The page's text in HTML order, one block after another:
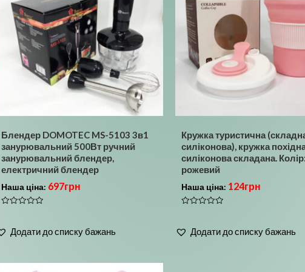
Блендер DOMOTEC MS-5103 3в1
занурювальний 500Вт ручний
занурювальний блендер,
електричний блендер
Наша ціна: 697грн
з
Додати до списку бажань
Кружка туристична
силіконова), кружка
силіконова складана.
рожевий
Наша ціна: 124грн
з
Додати до списку бажань